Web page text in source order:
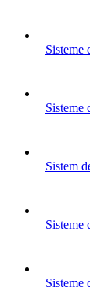
Sisteme
Sisteme
Sistem
Sisteme
Sisteme